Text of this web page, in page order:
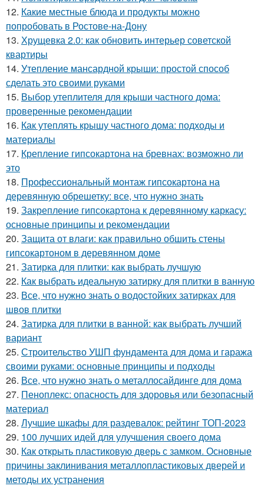
12. Какие местные блюда и продукты можно
попробовать в Ростове-на-Дону
13. Хрущевка 2.0: как обновить интерьер советской
квартиры
14. Утепление мансардной крыши: простой способ
сделать это своими руками
15. Выбор утеплителя для крыши частного дома:
проверенные рекомендации
16. Как утеплять крышу частного дома: подходы и
материалы
17. Крепление гипсокартона на бревнах: возможно ли
это
18. Профессиональный монтаж гипсокартона на
деревянную обрешетку: все, что нужно знать
19. Закрепление гипсокартона к деревянному каркасу:
основные принципы и рекомендации
20. Защита от влаги: как правильно обшить стены
гипсокартоном в деревянном доме
21. Затирка для плитки: как выбрать лучшую
22. Как выбрать идеальную затирку для плитки в ванную
23. Все, что нужно знать о водостойких затирках для
швов плитки
24. Затирка для плитки в ванной: как выбрать лучший
вариант
25. Строительство УШП фундамента для дома и гаража
своими руками: основные принципы и подходы
26. Все, что нужно знать о металлосайдинге для дома
27. Пеноплекс: опасность для здоровья или безопасный
материал
28. Лучшие шкафы для раздевалок: рейтинг ТОП-2023
29. 100 лучших идей для улучшения своего дома
30. Как открыть пластиковую дверь с замком. Основные
причины заклинивания металлопластиковых дверей и
методы их устранения